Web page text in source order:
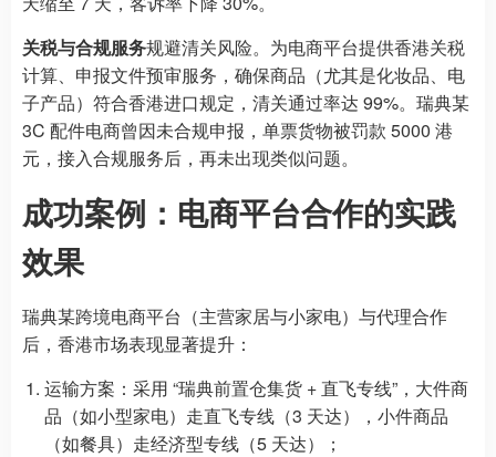
关税与合规服务规避清关风险。为电商平台提供香港关税
计算、申报文件预审服务，确保商品（尤其是化妆品、电
子产品）符合香港进口规定，清关通过率达 99%。瑞典某
3C 配件电商曾因未合规申报，单票货物被罚款 5000 港
元，接入合规服务后，再未出现类似问题。
成功案例：电商平台合作的实践
效果
瑞典某跨境电商平台（主营家居与小家电）与代理合作
后，香港市场表现显著提升：
运输方案：采用 “瑞典前置仓集货 + 直飞专线”，大件商
品（如小型家电）走直飞专线（3 天达），小件商品
（如餐具）走经济型专线（5 天达）；